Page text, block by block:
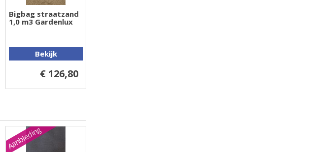
Bigbag straatzand
1,0 m3 Gardenlux
Bekijk
€ 126,80
Aanbieding